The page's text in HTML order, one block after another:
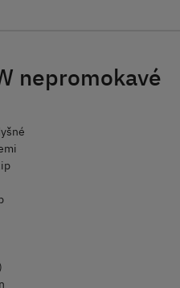
nepromokavé